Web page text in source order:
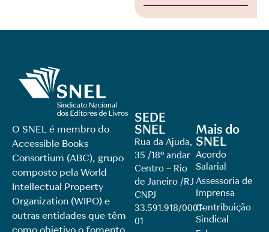
O SNEL é membro do
Accessible Books
Consortium (ABC), grupo
composto pela World
Intellectual Property
Organization (WIPO) e
outras entidades que têm
como objetivo o fomento
SEDE
SNEL
Rua da Ajuda,
35 /18º andar
Centro – Rio
de Janeiro /RJ
CNPJ
33.591.918/0001-
01
Mais do
SNEL
Acordo
Salarial
Assessoria de
Imprensa
Contribuição
Sindical